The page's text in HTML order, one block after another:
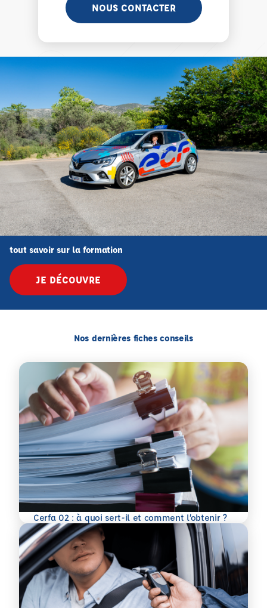
NOUS CONTACTER
tout savoir sur la formation
JE DÉCOUVRE
Nos dernières fiches conseils
Cerfa 02 : à quoi sert-il et comment l’obtenir ?
En savoir plus